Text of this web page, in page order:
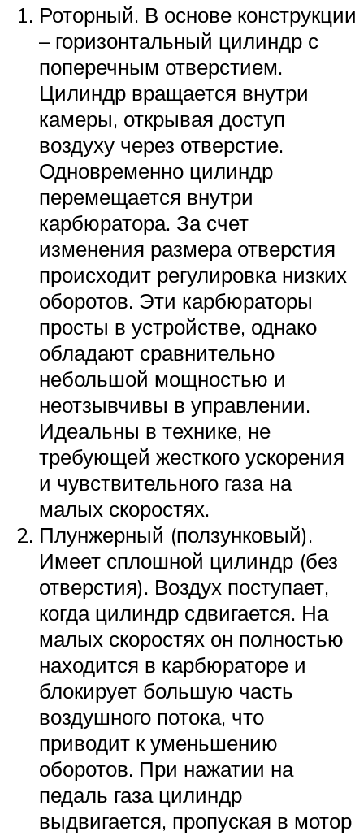
Роторный. В основе конструкции
– горизонтальный цилиндр с
поперечным отверстием.
Цилиндр вращается внутри
камеры, открывая доступ
воздуху через отверстие.
Одновременно цилиндр
перемещается внутри
карбюратора. За счет
изменения размера отверстия
происходит регулировка низких
оборотов. Эти карбюраторы
просты в устройстве, однако
обладают сравнительно
небольшой мощностью и
неотзывчивы в управлении.
Идеальны в технике, не
требующей жесткого ускорения
и чувствительного газа на
малых скоростях.
Плунжерный (ползунковый).
Имеет сплошной цилиндр (без
отверстия). Воздух поступает,
когда цилиндр сдвигается. На
малых скоростях он полностью
находится в карбюраторе и
блокирует большую часть
воздушного потока, что
приводит к уменьшению
оборотов. При нажатии на
педаль газа цилиндр
выдвигается, пропуская в мотор